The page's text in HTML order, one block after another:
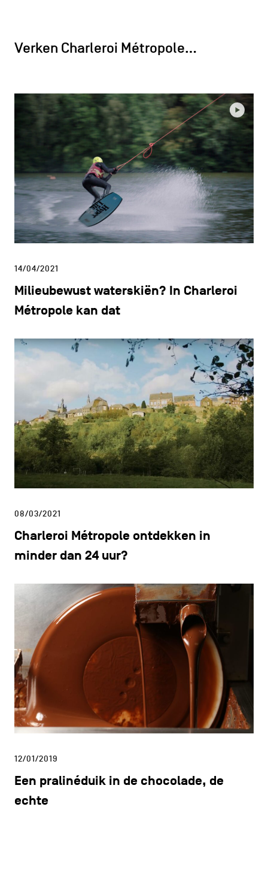
Verken Charleroi Métropole…
14/04/2021
Milieubewust waterskiën? In Charleroi
Métropole kan dat
08/03/2021
Charleroi Métropole ontdekken in
minder dan 24 uur?
12/01/2019
Een pralinéduik in de chocolade, de
echte